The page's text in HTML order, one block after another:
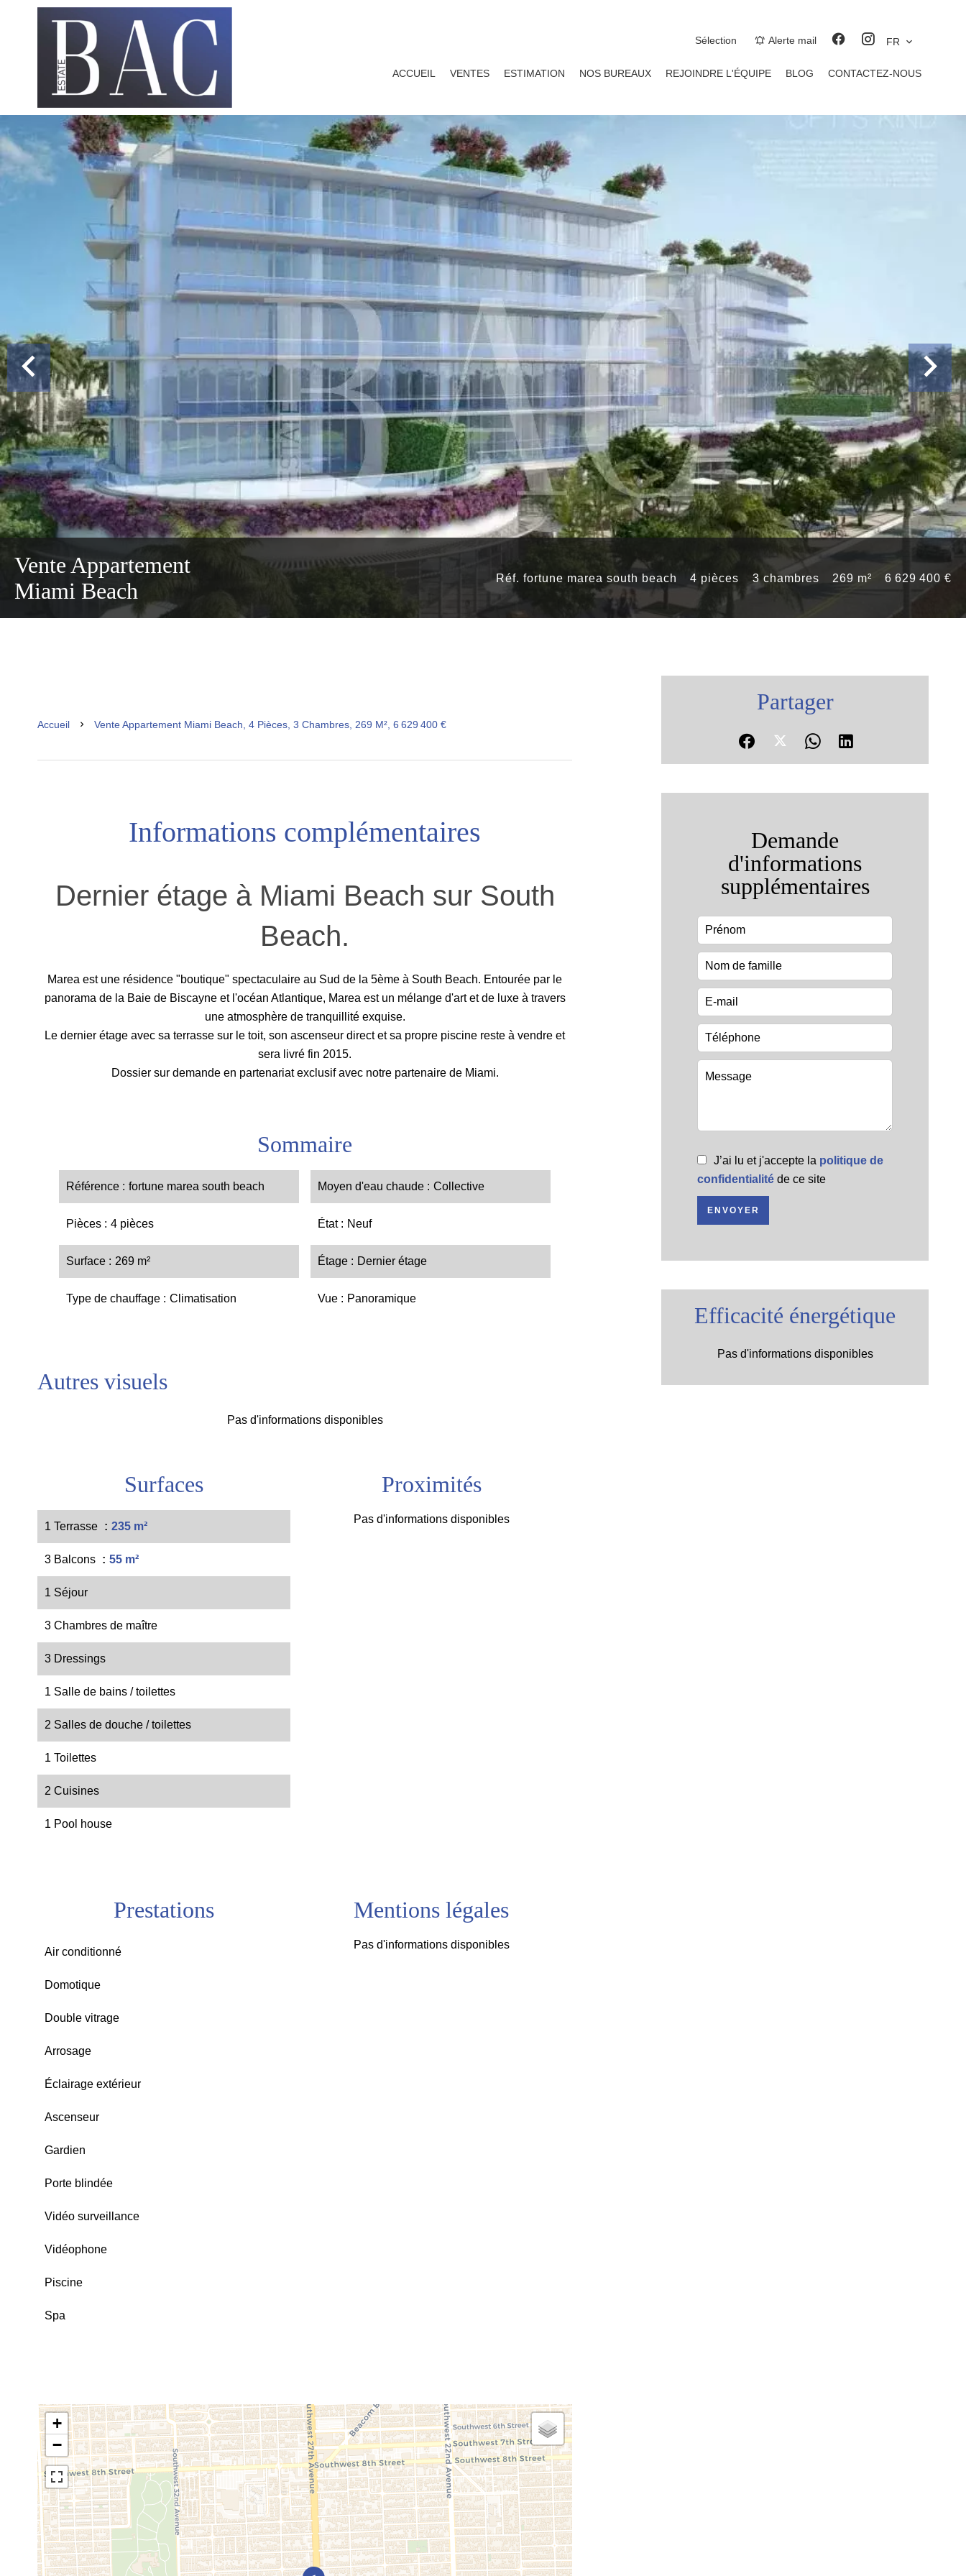
Sélection Alerte mail FR
ACCUEIL VENTES ESTIMATION NOS BUREAUX REJOINDRE L'ÉQUIPE BLOG CONTACTEZ-NOUS
Vente Appartement
Miami Beach
Réf. fortune marea south beach 4 pièces 3 chambres 269 m² 6 629 400 €
Accueil Vente Appartement Miami Beach, 4 Pièces, 3 Chambres, 269 M², 6 629 400 €
Informations complémentaires
Dernier étage à Miami Beach sur South
Beach.
Marea est une résidence "boutique" spectaculaire au Sud de la 5ème à South Beach. Entourée par le
panorama de la Baie de Biscayne et l'océan Atlantique, Marea est un mélange d'art et de luxe à travers
une atmosphère de tranquillité exquise.
Le dernier étage avec sa terrasse sur le toit, son ascenseur direct et sa propre piscine reste à vendre et
sera livré fin 2015.
Dossier sur demande en partenariat exclusif avec notre partenaire de Miami.
Sommaire
Référence fortune marea south beach
Pièces 4 pièces
Surface 269 m²
Type de chauffage Climatisation
Moyen d'eau chaude Collective
État Neuf
Étage Dernier étage
Vue Panoramique
Autres visuels
Pas d'informations disponibles
Surfaces
1 Terrasse 235 m²
3 Balcons 55 m²
1 Séjour
3 Chambres de maître
3 Dressings
1 Salle de bains / toilettes
2 Salles de douche / toilettes
1 Toilettes
2 Cuisines
1 Pool house
Proximités
Pas d'informations disponibles
Prestations
Air conditionné
Domotique
Double vitrage
Arrosage
Éclairage extérieur
Ascenseur
Gardien
Porte blindée
Vidéo surveillance
Vidéophone
Piscine
Spa
Mentions légales
Pas d'informations disponibles
+
−
Partager
Demande
d'informations
supplémentaires
J’ai lu et j'accepte la politique de
confidentialité de ce site
ENVOYER
Efficacité énergétique
Pas d'informations disponibles